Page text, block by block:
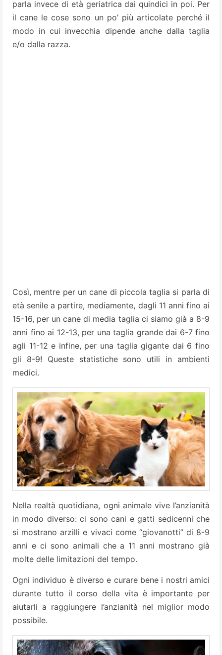
parla invece di età geriatrica dai quindici in poi. Per
il cane le cose sono un po’ più articolate perché il
modo in cui invecchia dipende anche dalla taglia
e/o dalla razza.
Così, mentre per un cane di piccola taglia si parla di
età senile a partire, mediamente, dagli 11 anni fino ai
15-16, per un cane di media taglia ci siamo già a 8-9
anni fino ai 12-13, per una taglia grande dai 6-7 fino
agli 11-12 e infine, per una taglia gigante dai 6 fino
gli 8-9! Queste statistiche sono utili in ambienti
medici.
Nella realtà quotidiana, ogni animale vive l’anzianità
in modo diverso: ci sono cani e gatti sedicenni che
si mostrano arzilli e vivaci come “giovanotti” di 8-9
anni e ci sono animali che a 11 anni mostrano già
molte delle limitazioni del tempo.
Ogni individuo è diverso e curare bene i nostri amici
durante tutto il corso della vita è importante per
aiutarli a raggiungere l’anzianità nel miglior modo
possibile.